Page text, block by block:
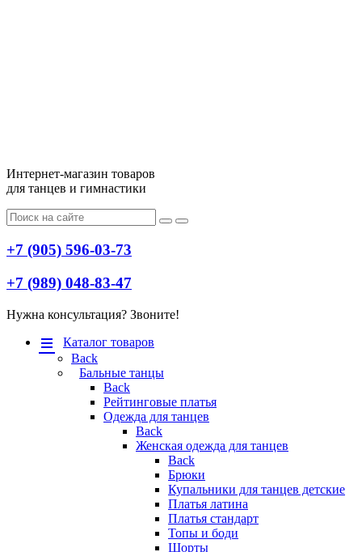
Интернет-магазин товаров
для танцев и гимнастики
+7 (905) 596-03-73
+7 (989) 048-83-47
Нужна консультация? Звоните!
Меню
Каталог товаров
Back
Бальные танцы
Back
Рейтинговые платья
Одежда для танцев
Back
Женская одежда для танцев
Back
Брюки
Купальники для танцев детские
Платья латина
Платья стандарт
Топы и боди
Шорты